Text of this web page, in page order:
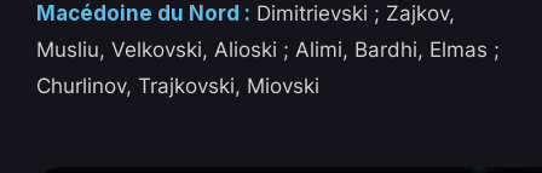
Macédoine du Nord : Dimitrievski ; Zajkov,
Musliu, Velkovski, Alioski ; Alimi, Bardhi, Elmas ;
Churlinov, Trajkovski, Miovski